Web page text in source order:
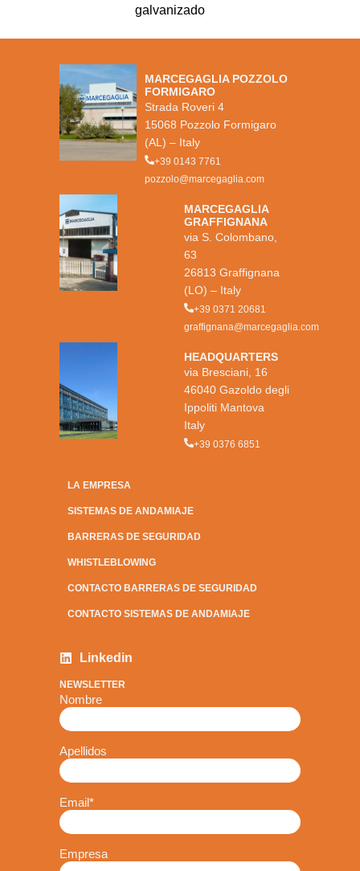
galvanizado
MARCEGAGLIA POZZOLO
FORMIGARO
Strada Roveri 4
15068 Pozzolo Formigaro
(AL) – Italy
+39 0143 7761
pozzolo@marcegaglia.com
MARCEGAGLIA
GRAFFIGNANA
via S. Colombano,
63
26813 Graffignana
(LO) – Italy
+39 0371 20681
graffignana@marcegaglia.com
HEADQUARTERS
via Bresciani, 16
46040 Gazoldo degli
Ippoliti Mantova
Italy
+39 0376 6851
LA EMPRESA
SISTEMAS DE ANDAMIAJE
BARRERAS DE SEGURIDAD
WHISTLEBLOWING
CONTACTO BARRERAS DE SEGURIDAD
CONTACTO SISTEMAS DE ANDAMIAJE
Linkedin
NEWSLETTER
Nombre
Apellidos
Email*
Empresa